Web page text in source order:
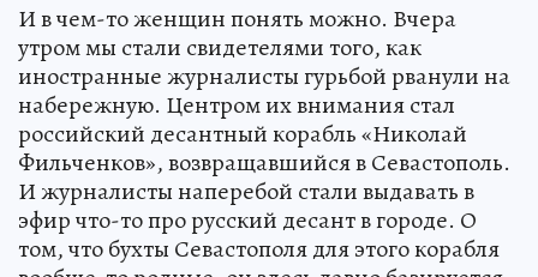
И в чем-то женщин понять можно. Вчера
утром мы стали свидетелями того, как
иностранные журналисты гурьбой рванули на
набережную. Центром их внимания стал
российский десантный корабль «Николай
Фильченков», возвращавшийся в Севастополь.
И журналисты наперебой стали выдавать в
эфир что-то про русский десант в городе. О
том, что бухты Севастополя для этого корабля